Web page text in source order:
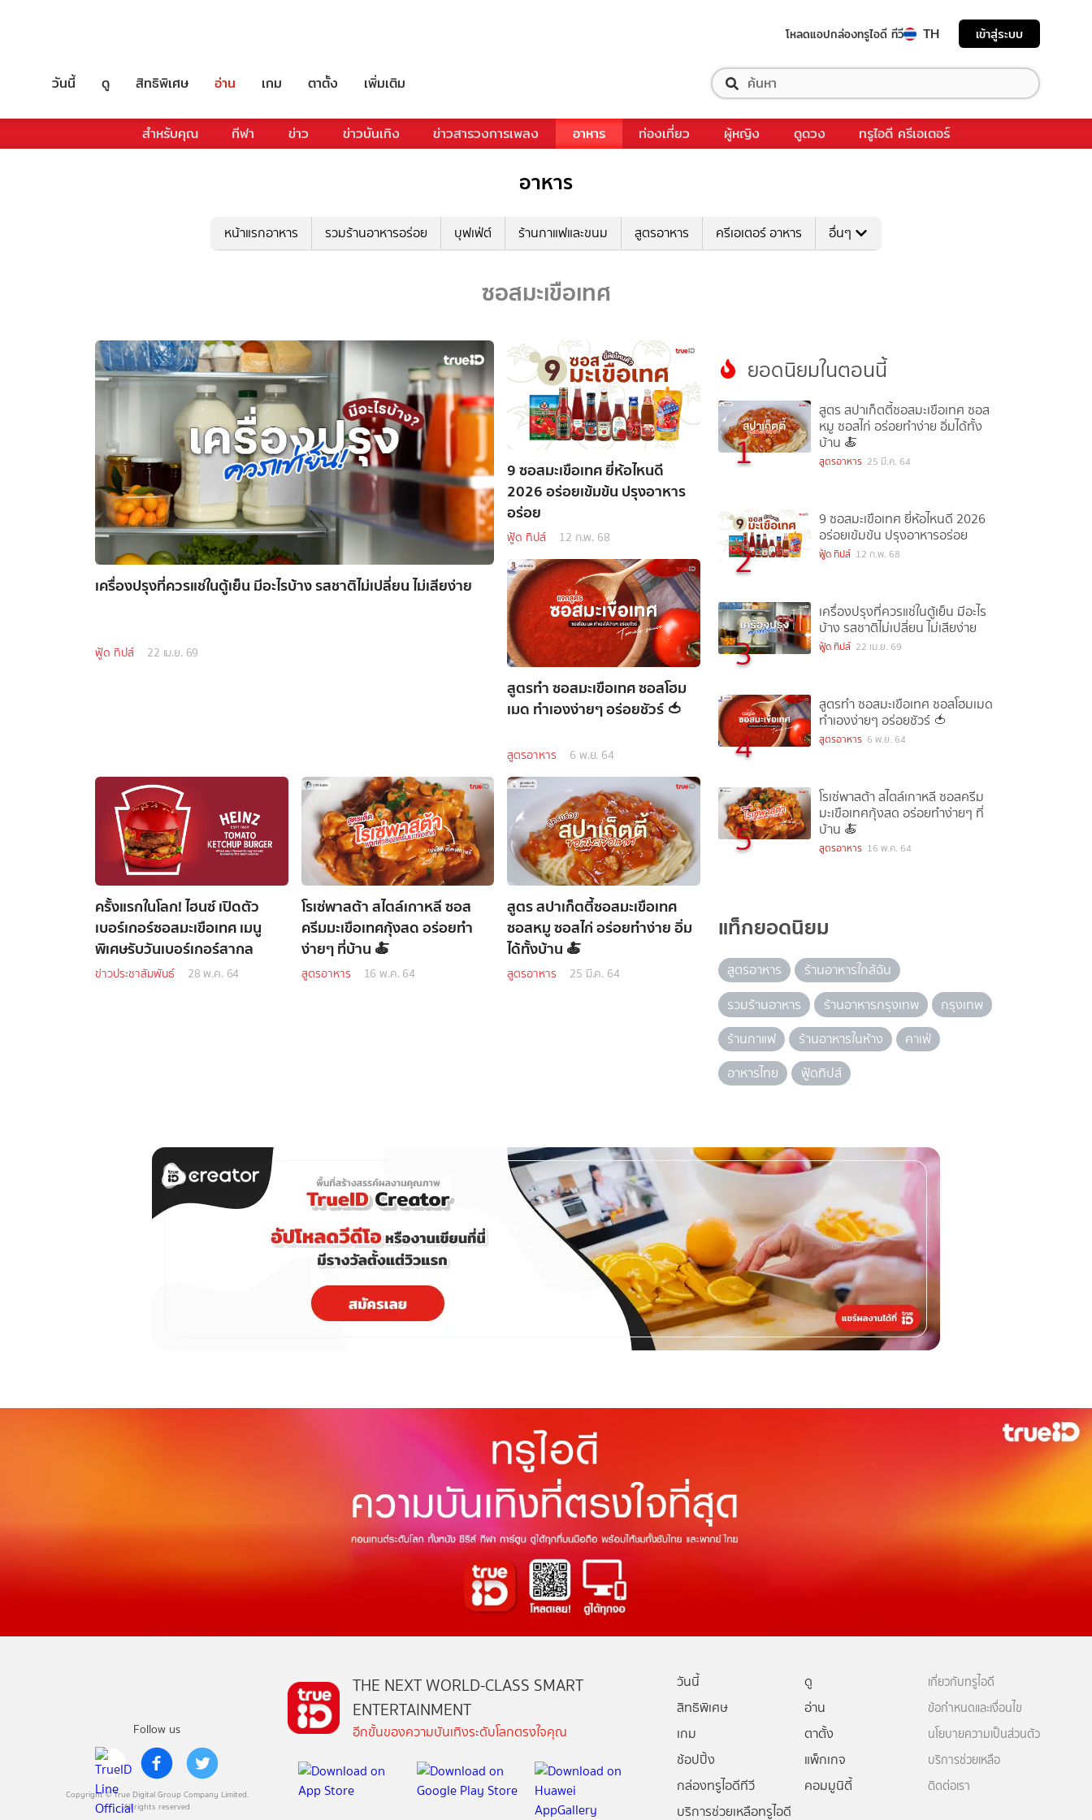
โหลดแอปกล่องทรูไอดี ทีวี TH เข้าสู่ระบบ
วันนี้ ดู สิทธิพิเศษ อ่าน เกม ตาตั้ง เพิ่มเติม
สำหรับคุณ กีฬา ข่าว ข่าวบันเทิง ข่าวสารวงการเพลง อาหาร ท่องเที่ยว ผู้หญิง ดูดวง ทรูไอดี ครีเอเตอร์
อาหาร
หน้าแรกอาหาร รวมร้านอาหารอร่อย บุฟเฟ่ต์ ร้านกาแฟและขนม สูตรอาหาร ครีเอเตอร์ อาหาร อื่นๆ
ซอสมะเขือเทศ
เครื่องปรุงที่ควรแช่ในตู้เย็น มีอะไรบ้าง รสชาติไม่เปลี่ยน ไม่เสียง่าย
ฟู้ด ทิปส์ 22 เม.ย. 69
9 ซอสมะเขือเทศ ยี่ห้อไหนดี
2026 อร่อยเข้มข้น ปรุงอาหาร
อร่อย
ฟู้ด ทิปส์ 12 ก.พ. 68
สูตรทำ ซอสมะเขือเทศ ซอสโฮม
เมด ทำเองง่ายๆ อร่อยชัวร์ 🍅
สูตรอาหาร 6 พ.ย. 64
ครั้งแรกในโลก! ไฮนซ์ เปิดตัว
เบอร์เกอร์ซอสมะเขือเทศ เมนู
พิเศษรับวันเบอร์เกอร์สากล
ข่าวประชาสัมพันธ์ 28 พ.ค. 64
โรเซ่พาสต้า สไตล์เกาหลี ซอส
ครีมมะเขือเทศกุ้งสด อร่อยทำ
ง่ายๆ ที่บ้าน 🍝
สูตรอาหาร 16 พ.ค. 64
สูตร สปาเก็ตตี้ซอสมะเขือเทศ
ซอสหมู ซอสไก่ อร่อยทำง่าย อิ่ม
ได้ทั้งบ้าน 🍝
สูตรอาหาร 25 มี.ค. 64
ยอดนิยมในตอนนี้
1
สูตร สปาเก็ตตี้ซอสมะเขือเทศ ซอส
หมู ซอสไก่ อร่อยทำง่าย อิ่มได้ทั้ง
บ้าน 🍝
สูตรอาหาร 25 มี.ค. 64
2
9 ซอสมะเขือเทศ ยี่ห้อไหนดี 2026
อร่อยเข้มข้น ปรุงอาหารอร่อย
ฟู้ด ทิปส์ 12 ก.พ. 68
3
เครื่องปรุงที่ควรแช่ในตู้เย็น มีอะไร
บ้าง รสชาติไม่เปลี่ยน ไม่เสียง่าย
ฟู้ด ทิปส์ 22 เม.ย. 69
4
สูตรทำ ซอสมะเขือเทศ ซอสโฮมเมด
ทำเองง่ายๆ อร่อยชัวร์ 🍅
สูตรอาหาร 6 พ.ย. 64
5
โรเซ่พาสต้า สไตล์เกาหลี ซอสครีม
มะเขือเทศกุ้งสด อร่อยทำง่ายๆ ที่
บ้าน 🍝
สูตรอาหาร 16 พ.ค. 64
แท็กยอดนิยม
สูตรอาหาร
ร้านอาหารใกล้ฉัน
รวมร้านอาหาร
ร้านอาหารกรุงเทพ
กรุงเทพ
ร้านกาแฟ
ร้านอาหารในห้าง
คาเฟ่
อาหารไทย
ฟู้ดทิปส์
Follow us
Copyright © True Digital Group Company Limited.
All rights reserved
THE NEXT WORLD-CLASS SMART
ENTERTAINMENT
อีกขั้นของความบันเทิงระดับโลกตรงใจคุณ
วันนี้
ดู
สิทธิพิเศษ
อ่าน
เกม
ตาตั้ง
ช้อปปิ้ง
แพ็กเกจ
กล่องทรูไอดีทีวี
คอมมูนิตี้
บริการช่วยเหลือทรูไอดี
เกี่ยวกับทรูไอดี
ข้อกำหนดและเงื่อนไข
นโยบายความเป็นส่วนตัว
บริการช่วยเหลือ
ติดต่อเรา